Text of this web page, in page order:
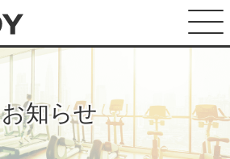
お知らせ